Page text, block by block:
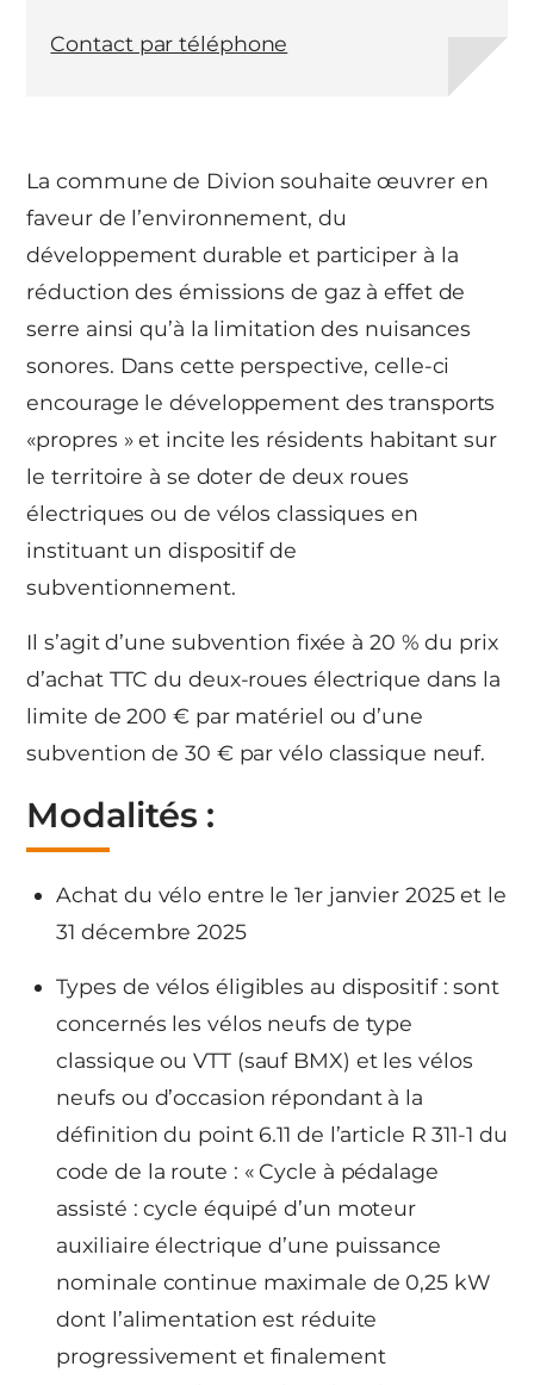
La commune de Divion souhaite œuvrer en
faveur de l’environnement, du
développement durable et participer à la
réduction des émissions de gaz à effet de
serre ainsi qu’à la limitation des nuisances
sonores. Dans cette perspective, celle-ci
encourage le développement des transports
«propres » et incite les résidents habitant sur
le territoire à se doter de deux roues
électriques ou de vélos classiques en
instituant un dispositif de
subventionnement.
Il s’agit d’une subvention fixée à 20 % du prix
d’achat TTC du deux-roues électrique dans la
limite de 200 € par matériel ou d’une
subvention de 30 € par vélo classique neuf.
Modalités :
Achat du vélo entre le 1er janvier 2025 et le
31 décembre 2025
Types de vélos éligibles au dispositif : sont
concernés les vélos neufs de type
classique ou VTT (sauf BMX) et les vélos
neufs ou d’occasion répondant à la
définition du point 6.11 de l’article R 311-1 du
code de la route : « Cycle à pédalage
assisté : cycle équipé d’un moteur
auxiliaire électrique d’une puissance
nominale continue maximale de 0,25 kW
dont l’alimentation est réduite
progressivement et finalement
Contact par téléphone